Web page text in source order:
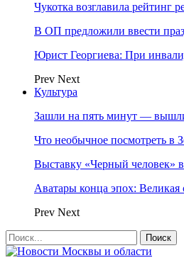
Чукотка возглавила рейтинг
В ОП предложили ввести
Юрист Георгиева: При
Prev Next
Культура
Зашли на пять минут —
Что необычное посмотреть в
Выставку «Черный
Аватары конца эпох:
Prev Next